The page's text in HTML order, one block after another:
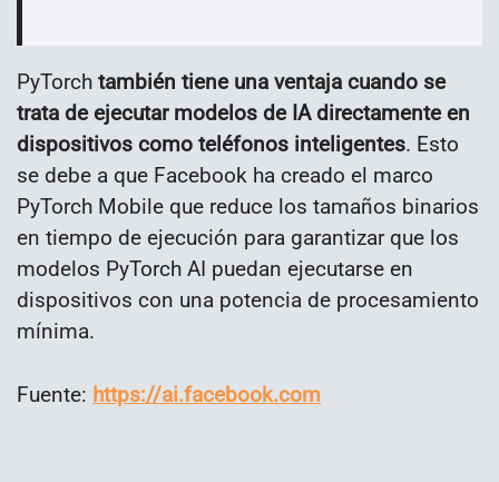
PyTorch también tiene una ventaja cuando se
trata de ejecutar modelos de IA directamente en
dispositivos como teléfonos inteligentes. Esto
se debe a que Facebook ha creado el marco
PyTorch Mobile que reduce los tamaños binarios
en tiempo de ejecución para garantizar que los
modelos PyTorch AI puedan ejecutarse en
dispositivos con una potencia de procesamiento
mínima.
Fuente: https://ai.facebook.com